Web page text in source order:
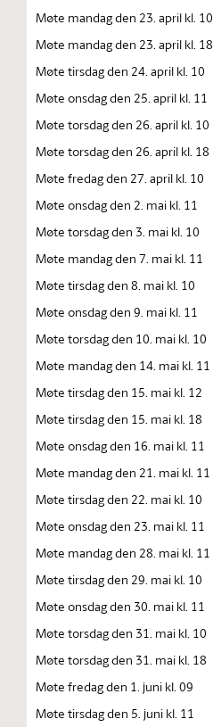
Møte mandag den 23. april kl. 10
Møte mandag den 23. april kl. 18
Møte tirsdag den 24. april kl. 10
Møte onsdag den 25. april kl. 11
Møte torsdag den 26. april kl. 10
Møte torsdag den 26. april kl. 18
Møte fredag den 27. april kl. 10
Møte onsdag den 2. mai kl. 11
Møte torsdag den 3. mai kl. 10
Møte mandag den 7. mai kl. 11
Møte tirsdag den 8. mai kl. 10
Møte onsdag den 9. mai kl. 11
Møte torsdag den 10. mai kl. 10
Møte mandag den 14. mai kl. 11
Møte tirsdag den 15. mai kl. 12
Møte tirsdag den 15. mai kl. 18
Møte onsdag den 16. mai kl. 11
Møte mandag den 21. mai kl. 11
Møte tirsdag den 22. mai kl. 10
Møte onsdag den 23. mai kl. 11
Møte mandag den 28. mai kl. 11
Møte tirsdag den 29. mai kl. 10
Møte onsdag den 30. mai kl. 11
Møte torsdag den 31. mai kl. 10
Møte torsdag den 31. mai kl. 18
Møte fredag den 1. juni kl. 09
Møte tirsdag den 5. juni kl. 11